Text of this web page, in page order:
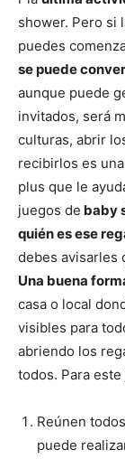
shower. Pero si
puedes
se puede
aunque puede
invitados, será
culturas, abrir
recibirlos es
plus que le
juegos de baby
quién es ese
debes avisarles
Una buena
casa o local
visibles para
abriendo los
todos. Para
Reúnen
puede